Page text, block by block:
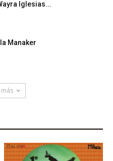
Iglesias...
Manaker